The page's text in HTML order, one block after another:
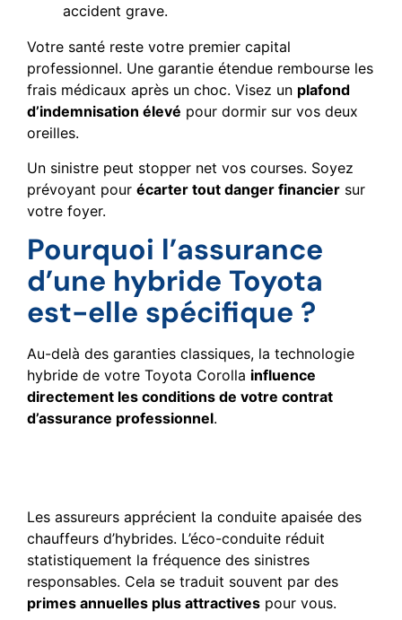
accident grave.
Votre santé reste votre premier capital
professionnel. Une garantie étendue rembourse les
frais médicaux après un choc. Visez un plafond
d’indemnisation élevé pour dormir sur vos deux
oreilles.
Un sinistre peut stopper net vos courses. Soyez
prévoyant pour écarter tout danger financier sur
votre foyer.
Pourquoi l’assurance
d’une hybride Toyota
est-elle spécifique ?
Au-delà des garanties classiques, la technologie
hybride de votre Toyota Corolla influence
directement les conditions de votre contrat
d’assurance professionnel.
Les assureurs apprécient la conduite apaisée des
chauffeurs d’hybrides. L’éco-conduite réduit
statistiquement la fréquence des sinistres
responsables. Cela se traduit souvent par des
primes annuelles plus attractives pour vous.